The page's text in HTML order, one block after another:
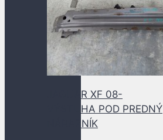
JAGUAR XF 08-
VÝSTUHA POD PREDNÝ
NÁRAZNÍK